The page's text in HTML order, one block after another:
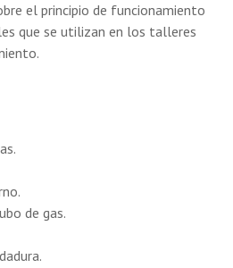
el principio de funcionamiento
que se utilizan en los talleres
de gas.